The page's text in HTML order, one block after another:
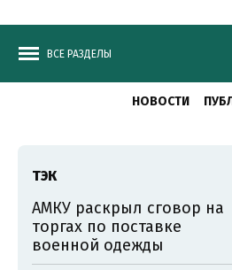
ВСЕ РАЗДЕЛЫ
НОВОСТИ
ТЭК
АМКУ раскрыл сговор на
торгах по поставке
военной одежды